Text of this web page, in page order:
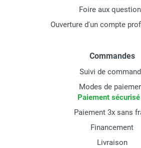
Foire aux
Ouverture d'un compte
Commandes
Suivi de
Modes de
Paiement sécurisé
Paiement 3x sans
Financement
Livraison